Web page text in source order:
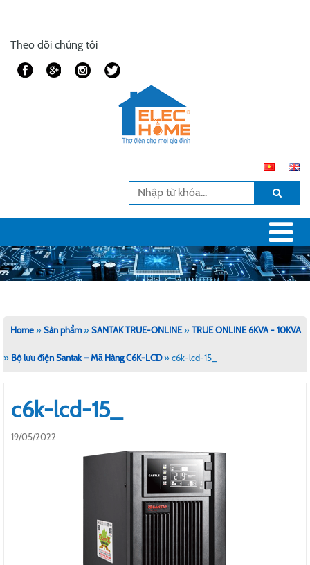
Theo dõi chúng tôi
Home»Sản phẩm»SANTAK TRUE-ONLINE»TRUE ONLINE 6KVA - 10KVA
» Bộ lưu điện Santak – Mã Hàng C6K-LCD»c6k-lcd-15_
c6k-lcd-15_
19/05/2022